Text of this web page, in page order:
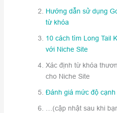
Hướng dẫn sử dụng
từ khóa
10 cách tìm Long Tail
với Niche Site
Xác định từ khóa
cho Niche Site
Đánh giá mức độ
…(cập nhật sau khi